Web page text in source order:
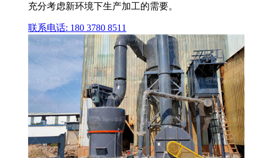
充分考虑新环境下生产加工的需要。
联系电话: 180 3780 8511